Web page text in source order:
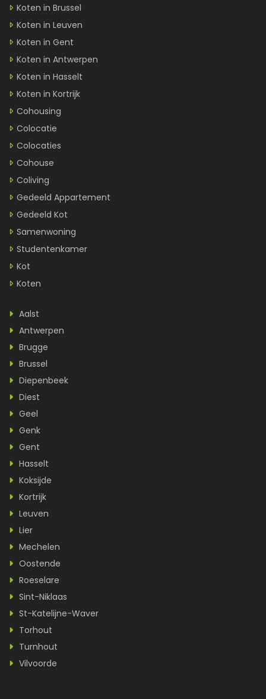
Koten in Brussel
Koten in Leuven
Koten in Gent
Koten in Antwerpen
Koten in Hasselt
Koten in Kortrijk
Cohousing
Colocatie
Colocaties
Cohouse
Coliving
Gedeeld Appartement
Gedeeld Kot
Samenwoning
Studentenkamer
Kot
Koten
Aalst
Antwerpen
Brugge
Brussel
Diepenbeek
Diest
Geel
Genk
Gent
Hasselt
Koksijde
Kortrijk
Leuven
Lier
Mechelen
Oostende
Roeselare
Sint-Niklaas
St-Katelijne-Waver
Torhout
Turnhout
Vilvoorde